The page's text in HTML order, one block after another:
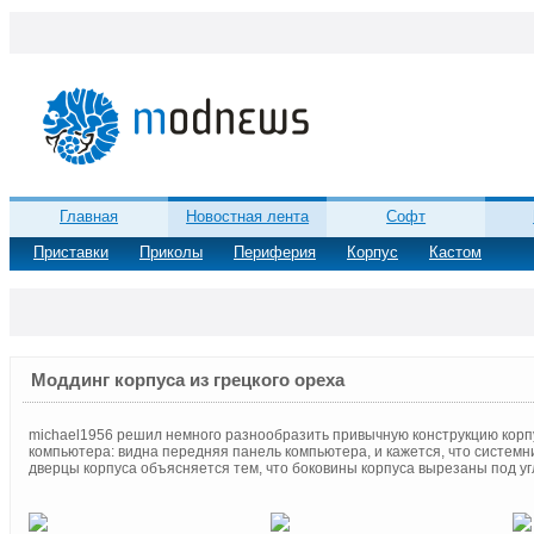
Главная Новостная лента Софт
Приставки
Приколы Периферия Корпус Кастом
Моддинг корпуса из грецкого ореха
michael1956 решил немного разнообразить привычную конструкцию
компьютера: видна передняя панель компьютера, и кажется, что
дверцы корпуса объясняется тем, что боковины корпуса вырезаны под